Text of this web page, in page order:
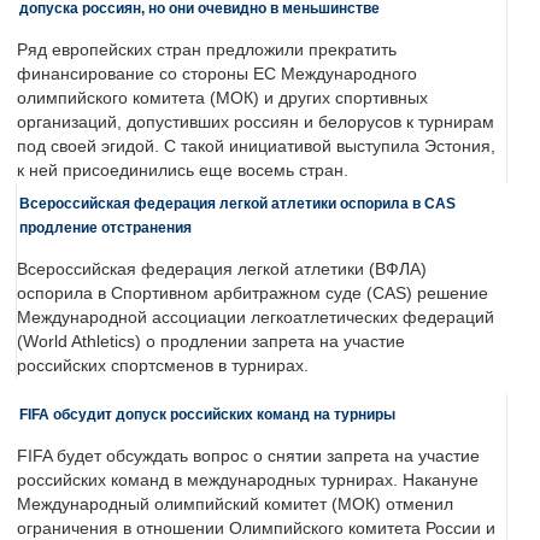
допуска россиян, но они очевидно в меньшинстве
Ряд европейских стран предложили прекратить
финансирование со стороны ЕС Международного
олимпийского комитета (МОК) и других спортивных
организаций, допустивших россиян и белорусов к турнирам
под своей эгидой. С такой инициативой выступила Эстония,
к ней присоединились еще восемь стран.
Всероссийская федерация легкой атлетики оспорила в CAS
продление отстранения
Всероссийская федерация легкой атлетики (ВФЛА)
оспорила в Спортивном арбитражном суде (CAS) решение
Международной ассоциации легкоатлетических федераций
(World Athletics) о продлении запрета на участие
российских спортсменов в турнирах.
FIFA обсудит допуск российских команд на турниры
FIFA будет обсуждать вопрос о снятии запрета на участие
российских команд в международных турнирах. Накануне
Международный олимпийский комитет (МОК) отменил
ограничения в отношении Олимпийского комитета России и